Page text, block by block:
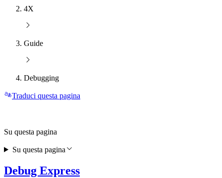
4X
Guide
Debugging
Traduci questa pagina
Debug Express
Su questa pagina
Su questa pagina